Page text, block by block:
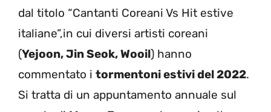
dal titolo “Cantanti Coreani Vs Hit estive
italiane”,in cui diversi artisti coreani
(Yejoon, Jin Seok, Wooil) hanno
commentato i tormentoni estivi del 2022.
Si tratta di un appuntamento annuale sul